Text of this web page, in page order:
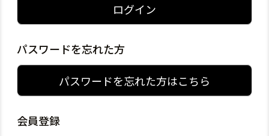
ログイン
パスワードを忘れた方
パスワードを忘れた方はこちら
会員登録